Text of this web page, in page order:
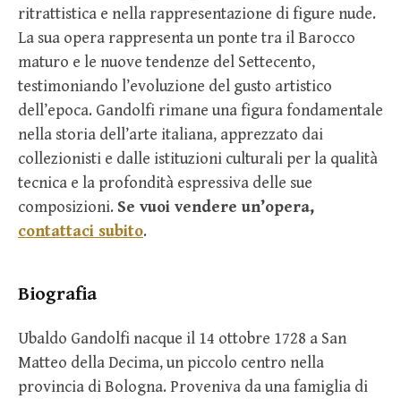
ritrattistica e nella rappresentazione di figure nude.
La sua opera rappresenta un ponte tra il Barocco
maturo e le nuove tendenze del Settecento,
testimoniando l’evoluzione del gusto artistico
dell’epoca. Gandolfi rimane una figura fondamentale
nella storia dell’arte italiana, apprezzato dai
collezionisti e dalle istituzioni culturali per la qualità
tecnica e la profondità espressiva delle sue
composizioni. Se vuoi vendere un’opera,
contattaci subito.
Biografia
Ubaldo Gandolfi nacque il 14 ottobre 1728 a San
Matteo della Decima, un piccolo centro nella
provincia di Bologna. Proveniva da una famiglia di